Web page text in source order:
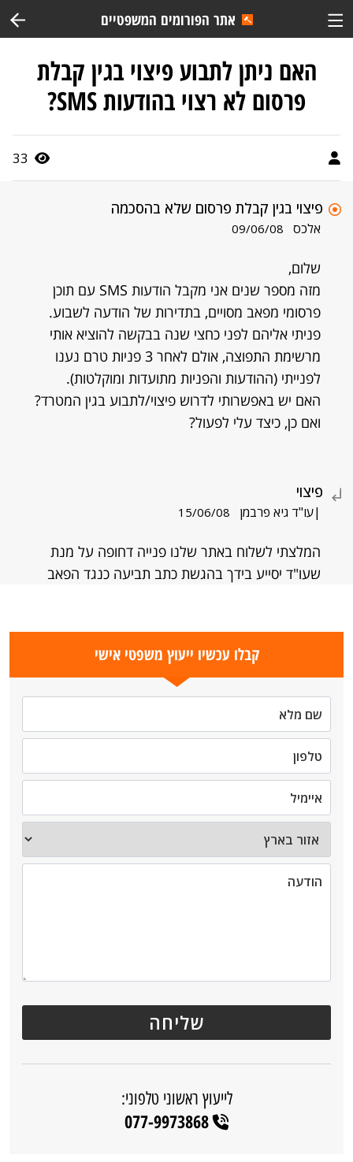
אתר הפורומים המשפטיים
האם ניתן לתבוע פיצוי בגין קבלת
פרסום לא רצוי בהודעות SMS?
33
פיצוי בגין קבלת פרסום שלא בהסכמה
אלכס 09/06/08
שלום,
מזה מספר שנים אני מקבל הודעות SMS עם תוכן
פרסומי מפאב מסויים, בתדירות של הודעה לשבוע.
פניתי אליהם לפני כחצי שנה בבקשה להוציא אותי
מרשימת התפוצה, אולם לאחר 3 פניות טרם נענו
לפנייתי (ההודעות והפניות מתועדות ומוקלטות).
האם יש באפשרותי לדרוש פיצוי/לתבוע בגין המטרד?
ואם כן, כיצד עלי לפעול?
פיצוי
|עו"ד גיא פרבמן 15/06/08
המלצתי לשלוח באתר שלנו פנייה דחופה על מנת
שעו"ד יסייע בידך בהגשת כתב תביעה כנגד הפאב
קבלו עכשיו ייעוץ משפטי אישי
לייעוץ ראשוני טלפוני:
077-9973868